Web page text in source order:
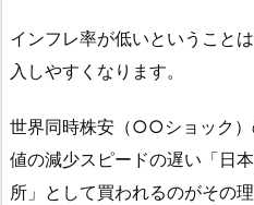
インフレ率が低いということ
入しやすくなります。
世界同時株安（○○ショック）
値の減少スピードの遅い「日
所」として買われるのがその理